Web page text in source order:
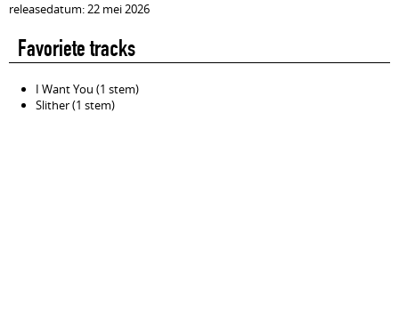
releasedatum: 22 mei 2026
Favoriete tracks
I Want You (1 stem)
Slither (1 stem)